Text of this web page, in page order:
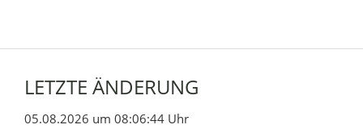
LETZTE ÄNDERUNG
05.08.2026 um 08:06:44 Uhr